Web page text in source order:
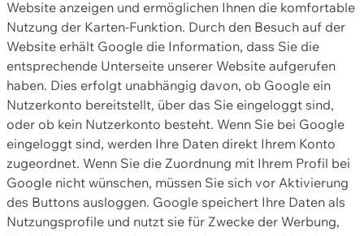
Website anzeigen und ermöglichen Ihnen die komfortable
Nutzung der Karten-Funktion. Durch den Besuch auf der
Website erhält Google die Information, dass Sie die
entsprechende Unterseite unserer Website aufgerufen
haben. Dies erfolgt unabhängig davon, ob Google ein
Nutzerkonto bereitstellt, über das Sie eingeloggt sind,
oder ob kein Nutzerkonto besteht. Wenn Sie bei Google
eingeloggt sind, werden Ihre Daten direkt Ihrem Konto
zugeordnet. Wenn Sie die Zuordnung mit Ihrem Profil bei
Google nicht wünschen, müssen Sie sich vor Aktivierung
des Buttons ausloggen. Google speichert Ihre Daten als
Nutzungsprofile und nutzt sie für Zwecke der Werbung,